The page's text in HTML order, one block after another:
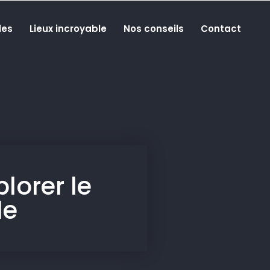
Lieux incroyable Nos conseils Contact
le